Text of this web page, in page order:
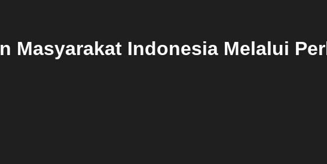
Masyarakat Indonesia Melalui